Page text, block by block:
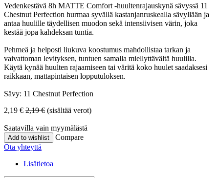
Vedenkestävä 8h MATTE Comfort -huultenrajauskynä sävyssä 11
Chestnut Perfection hurmaa syvällä kastanjanruskealla sävyllään ja
antaa huulille täydellisen muodon sekä intensiivisen värin, joka
kestää jopa kahdeksan tuntia.
Pehmeä ja helposti liukuva koostumus mahdollistaa tarkan ja
vaivattoman levityksen, tuntuen samalla miellyttävältä huulilla.
Käytä kynää huulten rajaamiseen tai väritä koko huulet saadaksesi
raikkaan, mattapintaisen lopputuloksen.
Sävy: 11 Chestnut Perfection
2,19 € 2,19€ (sisältää verot)
Saatavilla vain myymälästä
Add to wishlist
Compare
Ota yhteyttä
Lisätietoa